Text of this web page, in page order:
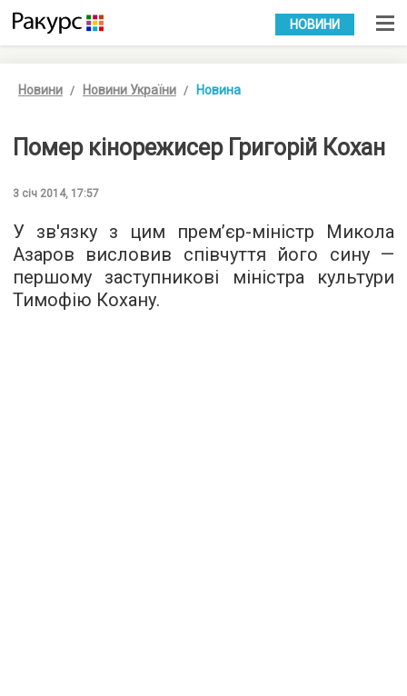
УКР РУС
НОВИНИ
Новини Новини України Новина
Помер кінорежисер Григорій Кохан
3 січ 2014, 17:57
У зв'язку з цим прем’єр-міністр Микола
Азаров висловив співчуття його сину —
першому заступникові міністра культури
Тимофію Кохану.